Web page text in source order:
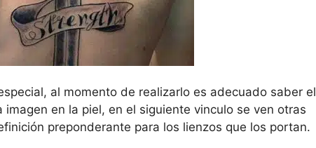
al momento de realizarlo es adecuado saber el
en la piel, en el siguiente vinculo se ven otras
preponderante para los lienzos que los portan.